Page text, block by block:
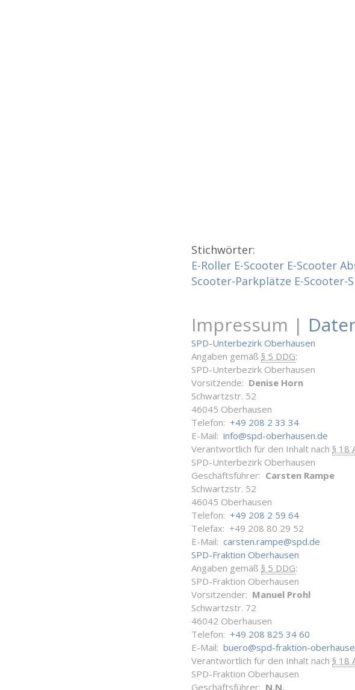
Stichwörter:
E-Roller E-Scooter E-Scooter
Scooter-Parkplätze E-Scooter-
Impressum |
SPD-Unterbezirk Oberhausen
Angaben gemäß § 5 DDG:
SPD-Unterbezirk Oberhausen
Vorsitzende: Denise Horn
Schwartzstr. 52
46045 Oberhausen
Telefon: +49 208 2 33 34
E-Mail: info@spd-oberhausen.de
Verantwortlich für den Inhalt nach § 18
SPD-Unterbezirk Oberhausen
Geschäftsführer: Carsten Rampe
Schwartzstr. 52
46045 Oberhausen
Telefon: +49 208 2 59 64
Telefax: +49 208 80 29 52
E-Mail: carsten.rampe@spd.de
SPD-Fraktion Oberhausen
Angaben gemäß § 5 DDG:
SPD-Fraktion Oberhausen
Vorsitzender: Manuel Prohl
Schwartzstr. 72
46042 Oberhausen
Telefon: +49 208 825 34 60
E-Mail: buero@spd-fraktion-
Verantwortlich für den Inhalt nach § 18
SPD-Fraktion Oberhausen
Geschäftsführer: N.N.